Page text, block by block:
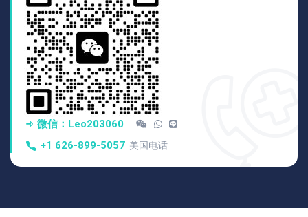
微信：Leo203060
+1 626-899-5057 美国电话